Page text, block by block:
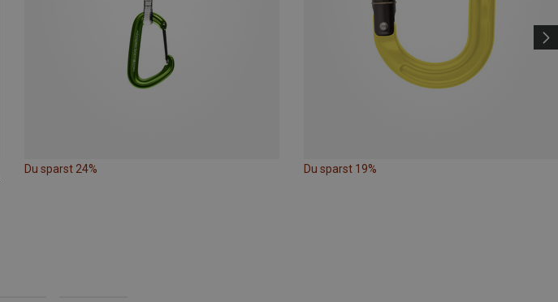
Du sparst 24% Du sparst 19%